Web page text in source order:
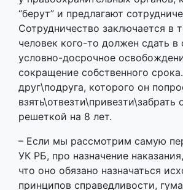
друг\подруга, которого он
взять\отвезти\привезти\забрать
решеткой на 8 лет.
– Если мы рассмотрим самую
УК РБ, про назначение
что оно обязано назначаться
принципов справедливости,
ответственности, размера
по факту все, к сожалению, не
Мы не